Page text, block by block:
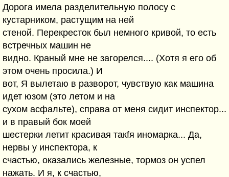
Дорога имела разделительную полосу с
кустарником, растущим на ней
стеной. Перекресток был немного кривой, то есть
встречных машин не
видно. Краный мне не загорелся.... (Хотя я его об
этом очень просила.) И
вот, Я вылетаю в разворот, чувствую как машина
идет юзом (это летом и на
сухом асфальте), справа от меня сидит инспектор...
и в правый бок моей
шестерки летит красивая такfя иномарка... Да,
нервы у инспектора, к
счастью, оказались железные, тормоз он успел
нажать. И я, к счастью,